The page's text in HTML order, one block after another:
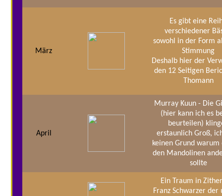
März
Es gibt eine
verschiedener
sowohl in der Form
Stimmung
Deshalb hier der
den 12 Seitigen
Thomann
April
Murray Kuun - Die
(hier kann ich es
beurteilen)
erstaunlich Groß,
keinen Grund warum
den Mandolinen
sollte
Ein Traum in
Franz Schwarzer der